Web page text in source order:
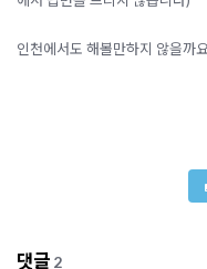
인천에서도 해볼만하지 않을까
댓글 2